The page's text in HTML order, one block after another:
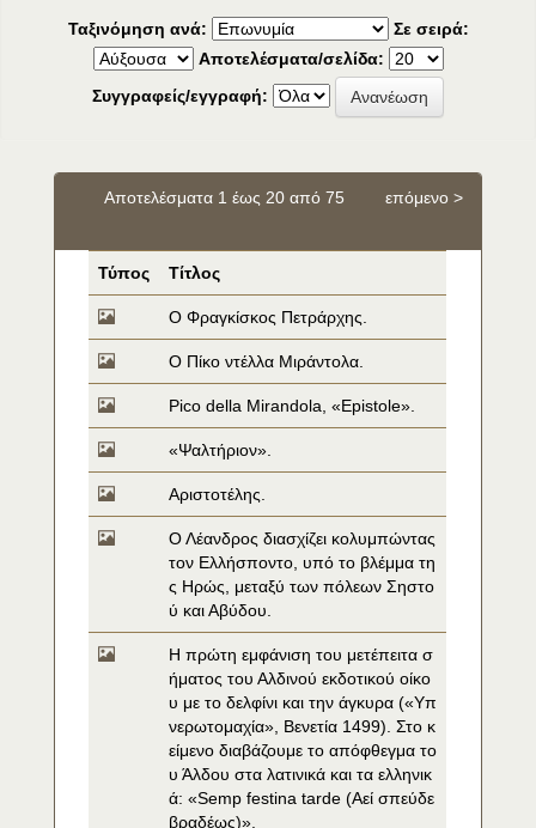
Ταξινόμηση ανά:
Σε σειρά:
Αποτελέσματα/σελίδα:
Συγγραφείς/εγγραφή:
Αποτελέσματα 1 έως 20 από 75 επόμενο >
Τύπος Τίτλος
Ο Φραγκίσκος Πετράρχης.
Ο Πίκο ντέλλα Μιράντολα.
Pico della Mirandola, «Epistole».
«Ψαλτήριον».
Αριστοτέλης.
Ο Λέανδρος διασχίζει κολυμπώντας
τον Ελλήσποντο, υπό το βλέμμα τη
ς Ηρώς, μεταξύ των πόλεων Σηστο
ύ και Αβύδου.
Η πρώτη εμφάνιση του μετέπειτα σ
ήματος του Αλδινού εκδοτικού οίκο
υ με το δελφίνι και την άγκυρα («Υπ
νερωτομαχία», Βενετία 1499). Στο κ
είμενο διαβάζουμε το απόφθεγμα το
υ Άλδου στα λατινικά και τα ελληνικ
ά: «Semp festina tarde (Αεί σπεύδε
βραδέως)».